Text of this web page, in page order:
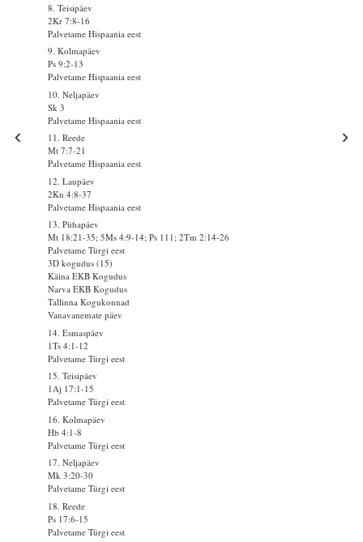
8. Teisipäev
2Kr 7:8-16
Palvetame Hispaania eest
9. Kolmapäev
Ps 9:2-13
Palvetame Hispaania eest
10. Neljapäev
Sk 3
Palvetame Hispaania eest
11. Reede
Mt 7:7-21
Palvetame Hispaania eest
12. Laupäev
2Kn 4:8-37
Palvetame Hispaania eest
13. Pühapäev
Mt 18:21-35; 5Ms 4:9-14; Ps 111; 2Tm 2:14-26
Palvetame Türgi eest
3D kogudus (15)
Käina EKB Kogudus
Narva EKB Kogudus
Tallinna Kogukonnad
Vanavanemate päev
14. Esmaspäev
1Ts 4:1-12
Palvetame Türgi eest
15. Teisipäev
1Aj 17:1-15
Palvetame Türgi eest
16. Kolmapäev
Hb 4:1-8
Palvetame Türgi eest
17. Neljapäev
Mk 3:20-30
Palvetame Türgi eest
18. Reede
Ps 17:6-15
Palvetame Türgi eest